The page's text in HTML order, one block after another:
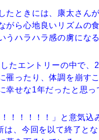
たときには、康太さん
ら心地良いリズムの
ハラハラ感の虜にな
たエントリーの中で、
罹ったり、体調を崩す
せな1年だったと思っ
！！！！！」と意気込
、今回を以て終了と